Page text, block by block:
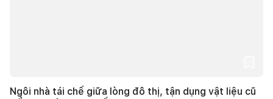
Ngôi nhà tái chế giữa lòng đô thị, tận dụng vật liệu cũ